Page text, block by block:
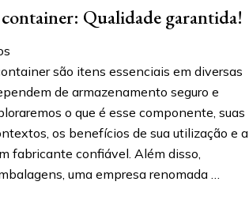
Qualidade garantida!
são itens essenciais em diversas
de armazenamento seguro e
o que é esse componente, suas
os benefícios de sua utilização e a
fabricante confiável. Além disso,
uma empresa renomada …